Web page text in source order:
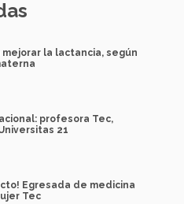
la lactancia, según
profesora Tec,
21
Egresada de medicina
Tec